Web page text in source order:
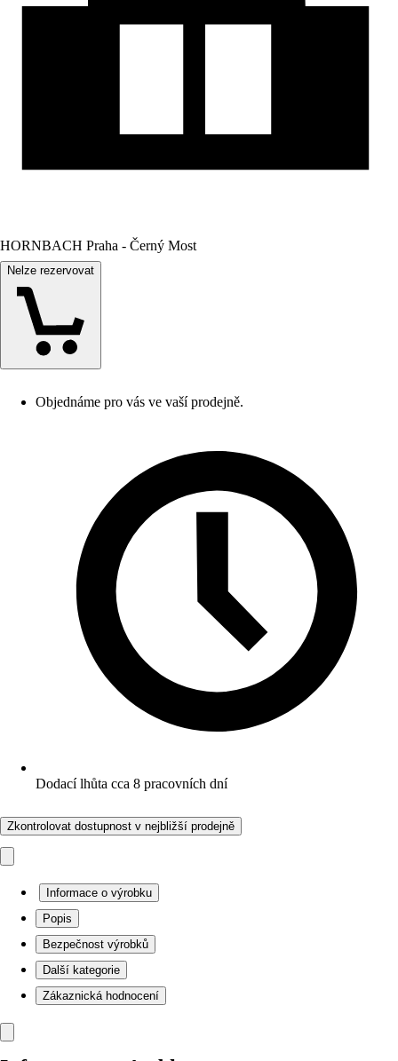
HORNBACH Praha - Černý Most
Nelze rezervovat
Objednáme pro vás ve vaší prodejně.
Dodací lhůta cca 8 pracovních dní
Zkontrolovat dostupnost v nejbližší prodejně
Informace o výrobku
Popis
Bezpečnost výrobků
Další kategorie
Zákaznická hodnocení